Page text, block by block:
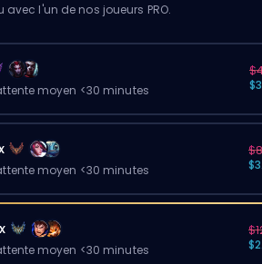
avec l'un de nos joueurs PRO.
moyen <30 minutes
moyen <30 minutes
moyen <30 minutes